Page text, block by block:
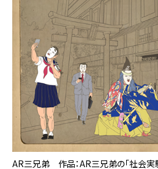
AR三兄弟 作品：AR三兄弟の「社会実験